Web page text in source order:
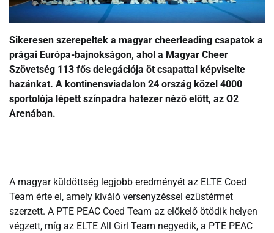
Sikeresen szerepeltek a magyar cheerleading csapatok a
prágai Európa-bajnokságon, ahol a Magyar Cheer
Szövetség 113 fős delegációja öt csapattal képviselte
hazánkat. A kontinensviadalon 24 ország közel 4000
sportolója lépett színpadra hatezer néző előtt, az O2
Arenában.
A magyar küldöttség legjobb eredményét az ELTE Coed
Team érte el, amely kiváló versenyzéssel ezüstérmet
szerzett. A PTE PEAC Coed Team az előkelő ötödik helyen
végzett, míg az ELTE All Girl Team negyedik, a PTE PEAC